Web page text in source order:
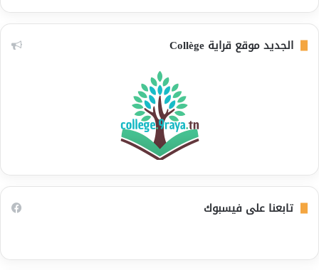
الجديد موقع قراية Collège
تابعنا على فيسبوك